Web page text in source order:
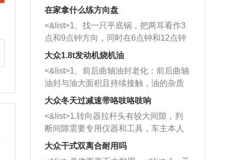
者是细棍，直接将杂物给取出来，如果
堵塞情况比较严重，也可以采取应急措
施。 <&list>2、直接利用木棍将所有的
杂物推到排气管里面的位置处，然后将
三元催化器拆解开，就可以将堵塞的东
西取出来。但如果是因为积碳过多引起
的堵塞，就需要将三元催化器泡在草酸
洗剂对堵塞的情况得到解决，将清洗剂
放在燃油箱中，与燃油混合后，车辆启
动时，就可以和汽油一起进入到燃烧
室，最后形成废气排出，就可以让三元
催化器得到清洗，排气管堵塞的情况就
在家拿什么练方向盘
<&list>1、找一只平底锅，把两耳看作3
点和9点钟方向，同时在6点钟和12点钟
方向做一个标记。 <&list>2、双手握住
一圈半的练习，往右同样也要打相同的
圈数。 <&list>3、最后强调要反复练
习，这样就可以形成肌肉记忆，在真实
驾驶车辆时，不需要记忆也能打好方
向。
大众1.8t发动机烧机油
<&list>1、前后曲轴油封老化：前后曲轴
油封与油大面积且持续接触，油的杂质
和发动机内持续温度变化使其密封效果
逐渐减弱，导致渗油或漏油。<&list>2、
活塞间隙过大：积碳会使活塞环与缸体
的间隙扩大，导致机油流入燃烧室中，
造成烧机油。<&list>3、机油粘度。使用
机油粘度过小的话，同样会有烧机油现
大众冬天过减速带咯吱咯吱响
<&list>1.转向器拉杆头有较大间隙，判
断间隙需要专用仪器和工具，车主本人
无法制作，需要将车辆送到修理厂或4s
店；<&list>2.车辆半轴套管防尘罩破
大众干式双离合耐用吗